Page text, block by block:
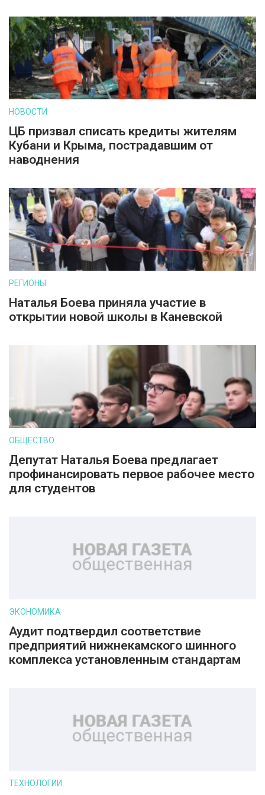
НОВОСТИ
ЦБ призвал списать кредиты жителям
Кубани и Крыма, пострадавшим от
наводнения
РЕГИОНЫ
Наталья Боева приняла участие в
открытии новой школы в Каневской
ОБЩЕСТВО
Депутат Наталья Боева предлагает
профинансировать первое рабочее место
для студентов
ЭКОНОМИКА
Аудит подтвердил соответствие
предприятий нижнекамского шинного
комплекса установленным стандартам
ТЕХНОЛОГИИ